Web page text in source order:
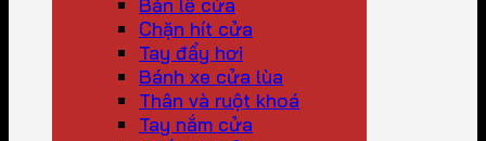
Chặn hít cửa
Tay đẩy hơi
Bánh xe cửa lùa
Thân và ruột khoá
Tay nắm cửa